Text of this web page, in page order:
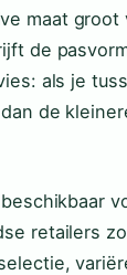
maat groot
de
als je
de
retailers